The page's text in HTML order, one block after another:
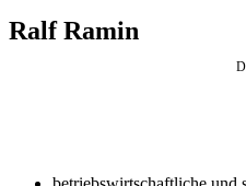
Ralf Ramin